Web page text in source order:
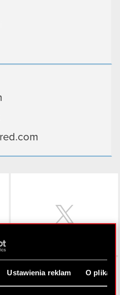
Ustawienia reklam O